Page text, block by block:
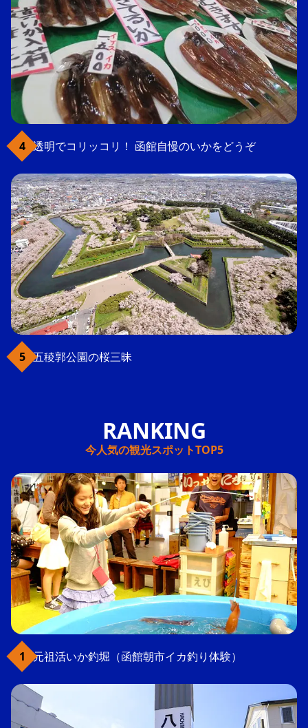
透明でコリッコリ！ 函館自慢のいかをどうぞ
五稜郭公園の桜三昧
今人気の観光スポットTOP5
元祖活いか釣堀（函館朝市イカ釣り体験）